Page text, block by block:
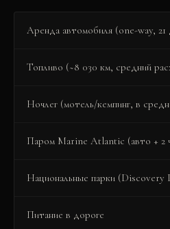
Аренда автомобиля (one-way, 21
Топливо (~8 030 км, средний
Ночлег (мотель/кемпинг, в
Паром Marine Atlantic (авто + 2
Национальные парки (Discovery
Питание в дороге